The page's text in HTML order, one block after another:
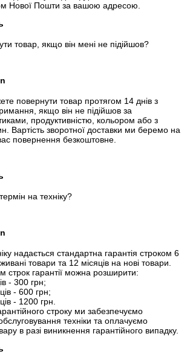
Нової Пошти за вашою адресою.
товар, якщо він мені не підійшов?
повернути товар протягом 14 днів з
якщо він не підійшов за
продуктивністю, кольором або з
Вартість зворотної доставки ми беремо на
повернення безкоштовне.
на техніку?
надається стандартна гарантія строком 6
товари та 12 місяців на нові товари.
строк гарантії можна розширити:
- 300 грн;
- 600 грн;
- 1200 грн.
строку ми забезпечуємо
техніки та оплачуємо
в разі виникнення гарантійного випадку.